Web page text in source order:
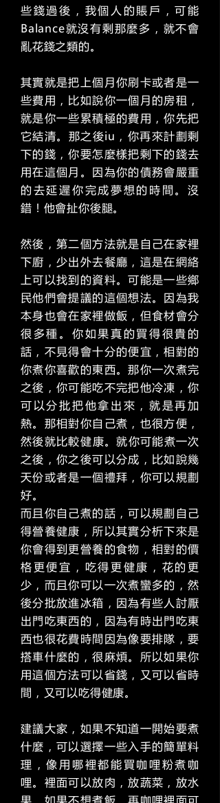
些錢過後，我個人的賬戶，可能
Balance就沒有剩那麼多，就不會
亂花錢之類的。
其實就是把上個月你刷卡或者是一
些費用，比如說你一個月的房租，
就是你一些累積極的費用，你先把
它結清。那之後iu，你再來計劃剩
下的錢，你要怎麼樣把剩下的錢去
用在這個月。因為你的債務會嚴重
的去延遲你完成夢想的時間。沒
錯！他會扯你後腿。
然後，第二個方法就是自己在家裡
下廚，少出外去餐廳，這是在網絡
上可以找到的資料。可能是一些鄉
民他們會提議的這個想法。因為我
本身也會在家裡做飯，但食材會分
很多種。你如果真的買得很貴的
話，不見得會十分的便宜，相對的
你煮你喜歡的東西。那你一次煮完
之後，你可能吃不完把他冷凍，你
可以分批把他拿出來，就是再加
熱。那相對你自己煮，也很方便，
然後就比較​​健康。就你可能煮一次
之後，你之後可以分成，比如說幾
天份或者是一個禮拜，你可以規劃
好。
而且你自己煮的話，可以規劃自己
得營養健康，所以其實分析下來是
你會得到更營養的食物，相對的價
格更便宜，吃得更健康，花的更
少，而且你可以一次煮蠻多的，然
後分批放進冰箱，因為有些人討厭
出門吃東西的，因為有時出門吃東
西也很花費時間因為像要排隊，要
搭車什麼的，很麻煩。所以如果你
用這個方法可以省錢，又可以省時
間，又可以吃得健康。
建議大家，如果不知道一開始要煮
什麼，可以選擇一些入手的簡單料
理，像用哪裡都能買咖哩粉煮咖
哩。裡面可以放肉，放蔬菜，放水
果，如果不想煮飯，再咖哩裡面可